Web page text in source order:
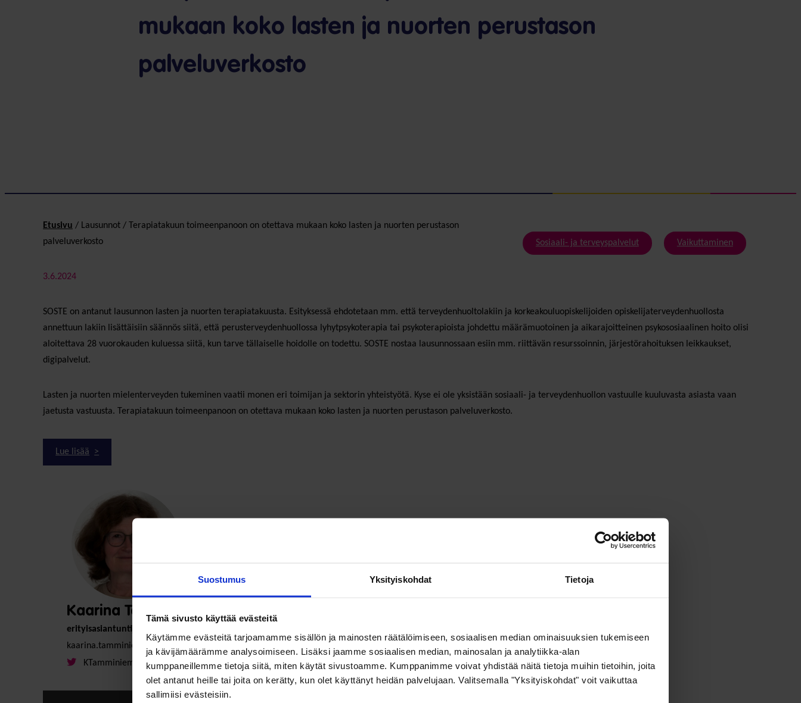
Suostumus Yksityiskohdat Tietoja
Tämä sivusto käyttää evästeitä
Käytämme evästeitä tarjoamamme sisällön ja mainosten räätälöimiseen, sosiaalisen median ominaisuuksien tukemiseen
ja kävijämäärämme analysoimiseen. Lisäksi jaamme sosiaalisen median, mainosalan ja analytiikka-alan
kumppaneillemme tietoja siitä, miten käytät sivustoamme. Kumppanimme voivat yhdistää näitä tietoja muihin tietoihin, joita
olet antanut heille tai joita on kerätty, kun olet käyttänyt heidän palvelujaan. Valitsemalla "Yksityiskohdat" voit vaikuttaa
sallimiisi evästeisiin.
mukaan koko lasten ja nuorten perustason
palveluverkosto
Etusivu / Lausunnot /
Terapiatakuun toimeenpanoon on otettava mukaan koko lasten ja nuorten perustason
palveluverkosto
3.6.2024
Sosiaali- ja terveyspalvelut Vaikuttaminen
SOSTE on antanut lausunnon lasten ja nuorten terapiatakuusta. Esityksessä ehdotetaan mm. että terveydenhuoltolakiin ja korkeakouluopiskelijoiden opiskelijaterveydenhuollosta
annettuun lakiin lisättäisiin säännös siitä, että perusterveydenhuollossa lyhytpsykoterapia tai psykoterapioista johdettu määrämuotoinen ja aikarajoitteinen psykososiaalinen hoito olisi
aloitettava 28 vuorokauden kuluessa siitä, kun tarve tällaiselle hoidolle on todettu. SOSTE nostaa lausunnossaan esiin mm. riittävän resurssoinnin, järjestörahoituksen leikkaukset,
digipalvelut.
Lasten ja nuorten mielenterveyden tukeminen vaatii monen eri toimijan ja sektorin yhteistyötä. Kyse ei ole yksistään sosiaali- ja terveydenhuollon vastuulle kuuluvasta asiasta vaan
jaetusta vastuusta. Terapiatakuun toimeenpanoon on otettava mukaan koko lasten ja nuorten perustason palveluverkosto.
Lue lisää
Kaarina Tamminiemi
erityisasiantuntija
kaarina.tamminiemi@soste.fi
KTamminiemi